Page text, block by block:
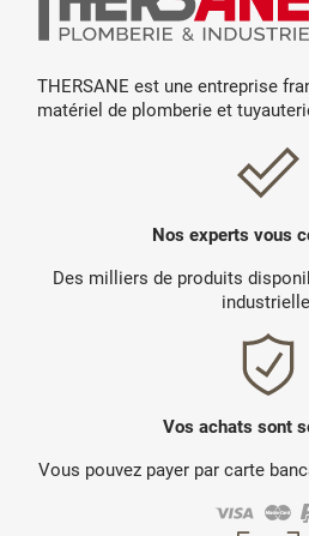
THERSANE est une entreprise
matériel de plomberie et
Nos experts vous
Des milliers de produits
Vos achats sont
Vous pouvez payer par carte